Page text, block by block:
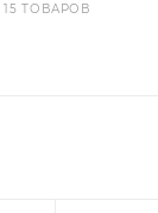
15 ТОВАРОВ